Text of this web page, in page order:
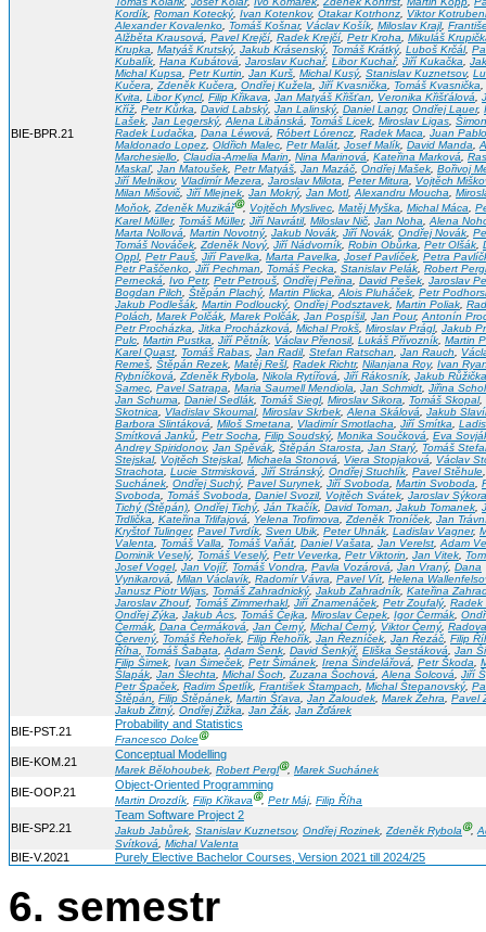
BIE-BPR.21
Kordík, Roman Kotecký, Ivan Kotenkov, Otakar Kotrhonz, Viktor
Alexander Kovalenko, Tomáš Košnar, Václav Košík, Miloslav Krajl,
Alžběta Krausová, Pavel Krejčí, Radek Krejčí, Petr Kroha, Mikuláš
Krupka, Matyáš Krutský, Jakub Krásenský, Tomáš Krátký, Luboš Krčál,
Kubalík, Hana Kubátová, Jaroslav Kuchař, Libor Kuchař, Jiří Kukačka,
Michal Kupsa, Petr Kurtin, Jan Kurš, Michal Kusý, Stanislav Kuznetsov,
Kučera,Zdeněk Kučera, Ondřej Kužela, Jiří Kvasnička, Tomáš Kvasnička,
Kvita, Libor Kyncl, Filip Křikava, Jan Matyáš Křišťan, Veronika Křišťálová,
Kříž, Petr Kůrka, David Labský, Jan Lalinský, Daniel Langr, Ondřej Lauer,
Lašek, Jan Legerský,Alena Libánská, Tomáš Licek, Miroslav Ligas,
Radek Ludačka, Dana Léwová, Róbert Lórencz, Radek Maca, Juan Pablo
Maldonado Lopez, Oldřich Malec, Petr Malát, Josef Malík, David Manda,
Marchesiello, Claudia-Amelia Marin, Nina Marinová, Kateřina Marková,
Maskaľ, Jan Matoušek, Petr Matyáš, Jan Mazáč, Ondřej Mašek, Bořivoj
Jiří Melnikov, Vladimír Mezera, Jaroslav Milota, Peter Mitura, Vojtěch
Milan Mišovič, Jiří Mlejnek, Jan Mokrý, Jan Motl,Alexandru Moucha,
Moňok,Zdeněk MuzikářⒼ, Vojtěch Myslivec, Matěj Myška, Michal Máca,
Karel Müller, Tomáš Müller, Jiří Navrátil, Miloslav Nič Jan Noha
Alena
Marta Nollová
Martin Novotný, Jakub Novák Jiří Novák Ondřej Novák
Tomáš Nováček Zdeněk Nový, Jiří Nádvorník Robin Obůrka Petr Olšák
Oppl, Petr Pauš Jiří Pavelka Marta Pavelka Josef Pavlíček Petra
Petr Paščenko Jiří Pechman Tomáš Pecka Stanislav Pelák Robert Pergl
Pernecká
Ivo Petr, Petr Petrouš Ondřej Peřina David Pešek Jaroslav
Bogdan Pilch
Štěpán Plachý, Martin Plicka Alois Pluháček Petr
Jakub Podlešák Martin Podloucký, Ondřej Podsztavek Martin Poliak
Polách
Marek Polčák Marek Polčák Jan Pospíšil, Jan Pour, Antonín
Petr Procházka
Jitka Procházková Michal Prokš Miroslav Prágl, Jakub
Pulc Martin Pustka Jiří Pětník Václav Přenosil, Lukáš Přívozník Martin
Karel Quast
Tomáš Rabas Jan Radil, Stefan Ratschan Jan Rauch
Remeš Štěpán Rezek Matěj Rešl, Radek Richtr, Nilanjana Roy, Ivan
Rybníčková
Zdeněk Rybola Nikola Rytířová Jiří Rákosník Jakub Růžička
Samec Pavel Satrapa Maria Saumell Mendiola Jan Schmidt Jiřina
Jan Schuma
Daniel Sedlák Tomáš Siegl, Miroslav Sikora Tomáš Skopal,
Skotnica
Vladislav Skoumal, Miroslav Skrbek Alena Skálová
Jakub
Barbora Slintáková
Miloš Smetana Vladimír Smotlacha Jiří Smítka
Smítková Janků Petr Socha Filip Soudský, Monika Součková
Eva
Andrey Spiridonov, Jan Spěvák Štěpán Starosta Jan Starý, Tomáš
Stejskal, Vojtěch Stejskal, Michaela Stonová Viera Stopjaková
Václav
Strachota
Lucie Strmisková Jiří Stránský, Ondřej Stuchlík Pavel Stěhule
Suchánek Ondřej Suchý, Pavel Surynek Jiří Svoboda Martin Svoboda
Svoboda
Tomáš Svoboda Daniel Svozil, Vojtěch Svátek Jaroslav Sýkora
Tichý (Štěpán) Ondřej Tichý, Ján Tkačík David Toman Jakub Tomanek
Trdlička
Kateřina Trlifajová Yelena Trofimova Zdeněk Troníček Jan
Kryštof Tulinger, Pavel Tvrdík Sven Ubik Peter Uhnák Ladislav Vagner,
Valenta
Tomáš Valla Tomáš Vaňát Daniel Vašata Jan Verelst Adam
Dominik Veselý, Tomáš Veselý, Petr Veverka Petr Viktorin Jan Vitek
Josef Vogel, Jan Vojíř, Tomáš Vondra Pavla Vozárová Jan Vraný, Dana
Vynikarová
Milan Václavík Radomír Vávra Pavel Vít Helena
Janusz Piotr Wijas
Tomáš Zahradnický, Jakub Zahradník Kateřina
Jaroslav Zhouf, Tomáš Zimmerhakl, Jiří Znamenáček Petr Zoufalý, Radek
Ondřej Zýka
Jakub Ács Tomáš Čejka Miroslav Čepek Igor Čermák
Čermák Dana Čermáková Jan Černý, Michal Černý, Viktor Černý,
Červený, Tomáš Řehořek Filip Řehořík Jan Řezníček Jan Řezáč Filip
Říha
Tomáš Šabata Adam Šenk David Šenkýř, Eliška Šestáková
Jan
Filip Šimek Ivan Šimeček Petr Šimánek Irena Šindelářová Petr Škoda
Šlapák Jan Šlechta Michal Šoch Zuzana Šochová Alena Šolcová
Jiří
Petr Špaček Radim Špetlík František Štampach Michal Štepanovský,
Štěpán
Filip Štěpánek Martin Šťava Jan Žaloudek Marek Žehra
Pavel
Jakub Žitný, Ondřej Žižka Jan Žák Jan Žďárek
BIE-PST.21
Probability and Statistics
Francesco DolceⒼ
BIE-KOM.21
Conceptual Modelling
Marek Bělohoubek, Robert PerglⒼ, Marek Suchánek
BIE-OOP.21
Object-Oriented Programming
Martin Drozdík, Filip KřikavaⒼ, Petr Máj, Filip Říha
BIE-SP2.21
Team Software Project 2
Jakub Jabůrek, Stanislav Kuznetsov, Ondřej Rozinek,Zdeněk RybolaⒼ,
Svítková
Michal Valenta
BIE-V.2021 Purely Elective Bachelor Courses, Version 2021 till 2024/25
6. semestr